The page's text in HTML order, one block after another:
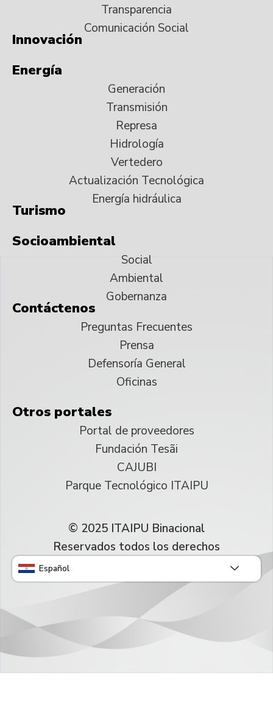
Transparencia
Comunicación Social
Innovación
Energía
Generación
Transmisión
Represa
Hidrología
Vertedero
Actualización Tecnológica
Energía hidráulica
Turismo
Socioambiental
Social
Ambiental
Gobernanza
Contáctenos
Preguntas Frecuentes
Prensa
Defensoría General
Oficinas
Otros portales
Portal de proveedores
Fundación Tesãi
CAJUBI
Parque Tecnológico ITAIPU
© 2025 ITAIPU Binacional
Reservados todos los derechos
Español